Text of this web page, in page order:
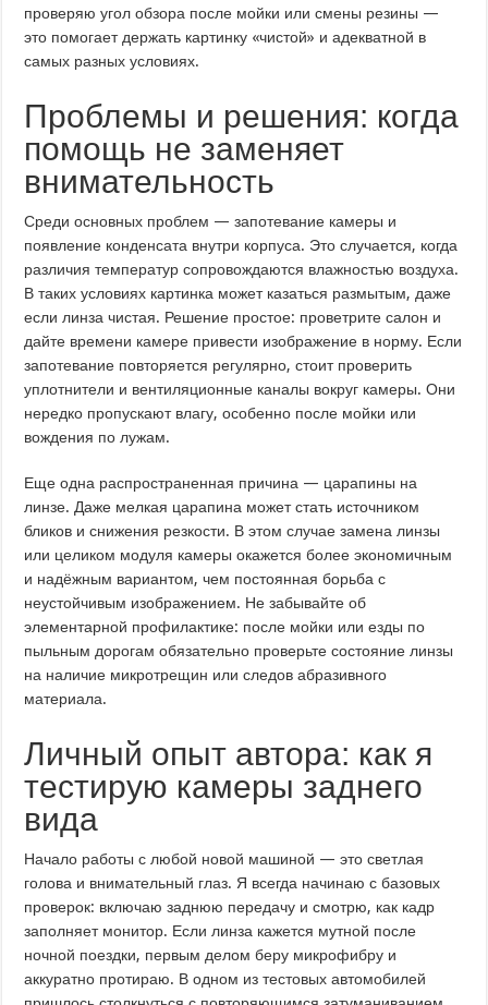
проверяю угол обзора после мойки или смены резины —
это помогает держать картинку «чистой» и адекватной в
самых разных условиях.
Проблемы и решения: когда
помощь не заменяет
внимательность
Среди основных проблем — запотевание камеры и
появление конденсата внутри корпуса. Это случается, когда
различия температур сопровождаются влажностью воздуха.
В таких условиях картинка может казаться размытым, даже
если линза чистая. Решение простое: проветрите салон и
дайте времени камере привести изображение в норму. Если
запотевание повторяется регулярно, стоит проверить
уплотнители и вентиляционные каналы вокруг камеры. Они
нередко пропускают влагу, особенно после мойки или
вождения по лужам.
Еще одна распространенная причина — царапины на
линзе. Даже мелкая царапина может стать источником
бликов и снижения резкости. В этом случае замена линзы
или целиком модуля камеры окажется более экономичным
и надёжным вариантом, чем постоянная борьба с
неустойчивым изображением. Не забывайте об
элементарной профилактике: после мойки или езды по
пыльным дорогам обязательно проверьте состояние линзы
на наличие микротрещин или следов абразивного
материала.
Личный опыт автора: как я
тестирую камеры заднего
вида
Начало работы с любой новой машиной — это светлая
голова и внимательный глаз. Я всегда начинаю с базовых
проверок: включаю заднюю передачу и смотрю, как кадр
заполняет монитор. Если линза кажется мутной после
ночной поездки, первым делом беру микрофибру и
аккуратно протираю. В одном из тестовых автомобилей